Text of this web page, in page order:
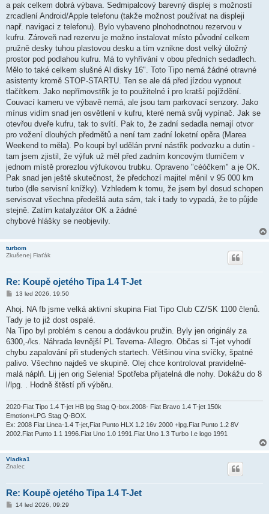
e
k
a pak celkem dobrá výbava. Sedmipalcový barevný displej s možností
zrcadlení Android/Apple telefonu (takže možnost používat na displeji
např. navigaci z telefonu). Bylo vybaveno plnohodnotnou rezervou v
kufru. Zároveň nad rezervu je možno instalovat místo původní celkem
pružně desky tuhou plastovou desku a tím vznikne dost velký úložný
prostor pod podlahou kufru. Má to vyhřívání v obou předních sedadlech.
Mělo to také celkem slušné Al disky 16". Toto Tipo nemá žádné otravné
asistenty kromě STOP-STARTU. Ten se ale dá před jízdou vypnout
tlačítkem. Jako nepřímovstřik je to použitelné i pro kratší pojíždění.
Couvací kameru ve výbavě nemá, ale jsou tam parkovací senzory. Jako
mínus vidím snad jen osvětlení v kufru, které nemá svůj vypínač. Jak se
otevřou dveře kufru, tak to svítí. Pak to, že zadní sedadla nemají otvor
pro vožení dlouhých předmětů a není tam zadní loketní opěra (Marea
Weekend to měla). Po koupi byl udělán první nástřik podvozku a dutin -
tam jsem zjistil, že výfuk už měl před zadním koncovým tlumičem v
jednom místě prorezlou výfukovou trubku. Opraveno "céóčkem" a je OK.
Pak snad jen ještě skutečnost, že předchozí majitel měnil v 95 000 km
turbo (dle servisní knížky). Vzhledem k tomu, že jsem byl dosud schopen
servisovat všechna předešlá auta sám, tak i tady to vypadá, že to půjde
stejně. Zatím katalyzátor OK a žádné
chybové hlášky se neobjevily.
turbom
Zkušenej Fiaťák
Re: Koupě ojetého Tipa 1.4 T-Jet
P
í
p
ě
e
k
13 led 2026, 19:50
Ahoj. NA fb jsme velká aktivní skupina Fiat Tipo Club CZ/SK 1100 členů.
Tady je to již dost ospalé.
Na Tipo byl problém s cenou a dodávkou pružin. Byly jen originály za
6300,-/ks. Náhrada levnější PL Tevema- Allegro. Občas si T-jet vyhodí
chybu zapalování při studených startech. Většinou vina svíčky, špatné
palivo. Všechno najdeš ve skupině. Olej chce kontrolovat pravidelně-
malá náplň. Lij jen orig Selenia! Spotřeba přijatelná dle nohy. Dokážu do 8
l/lpg. . Hodně štěstí při výběru.
2020-Fiat Tipo 1.4 T-jet HB lpg Stag Q-box.2008- Fiat Bravo 1.4 T-jet 150k
Emotion+LPG Stag Q-BOX.
Ex: 2008 Fiat Linea-1.4 T-jet,Fiat Punto HLX 1.2 16v 2000 +lpg.Fiat Punto 1.2 8V
2002.Fiat Punto 1.1 1996.Fiat Uno 1.0 1991.Fiat Uno 1.3 Turbo I.e logo 1991
Vladka1
Znalec
Re: Koupě ojetého Tipa 1.4 T-Jet
P14 led 2026, 09:29